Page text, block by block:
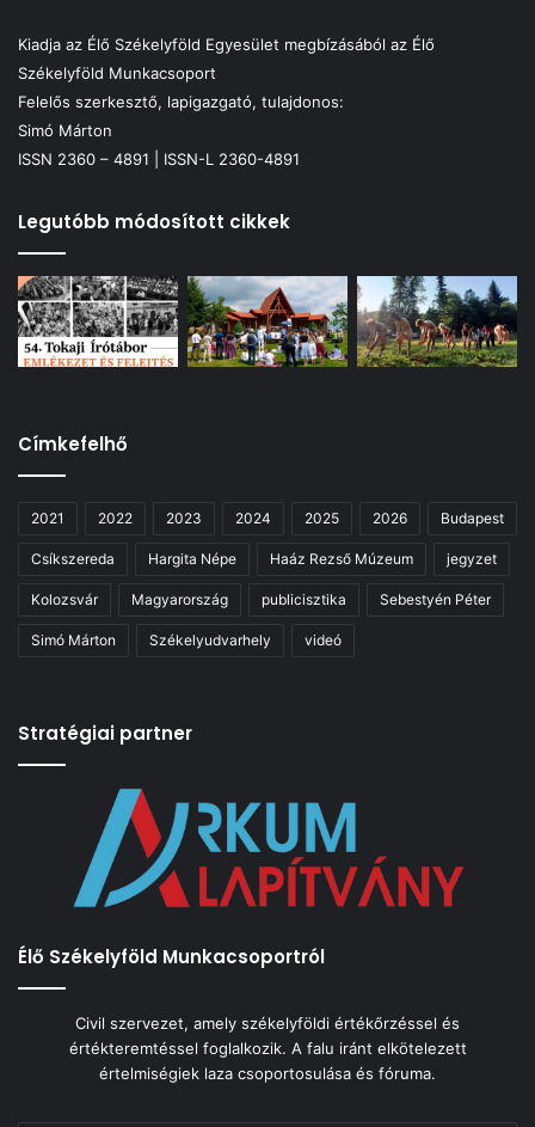
Kiadja az Élő Székelyföld Egyesület megbízásából az Élő
Székelyföld Munkacsoport
Felelős szerkesztő, lapigazgató, tulajdonos:
Simó Márton
ISSN 2360 – 4891 | ISSN-L 2360-4891
Legutóbb módosított cikkek
Címkefelhő
2021 2022 2023 2024 2025 2026 Budapest
Csíkszereda Hargita Népe Haáz Rezső Múzeum jegyzet
Kolozsvár Magyarország publicisztika Sebestyén Péter
Simó Márton Székelyudvarhely videó
Stratégiai partner
Élő Székelyföld Munkacsoportról
Civil szervezet, amely székelyföldi értékőrzéssel és
értékteremtéssel foglalkozik. A falu iránt elkötelezett
értelmiségiek laza csoportosulása és fóruma.